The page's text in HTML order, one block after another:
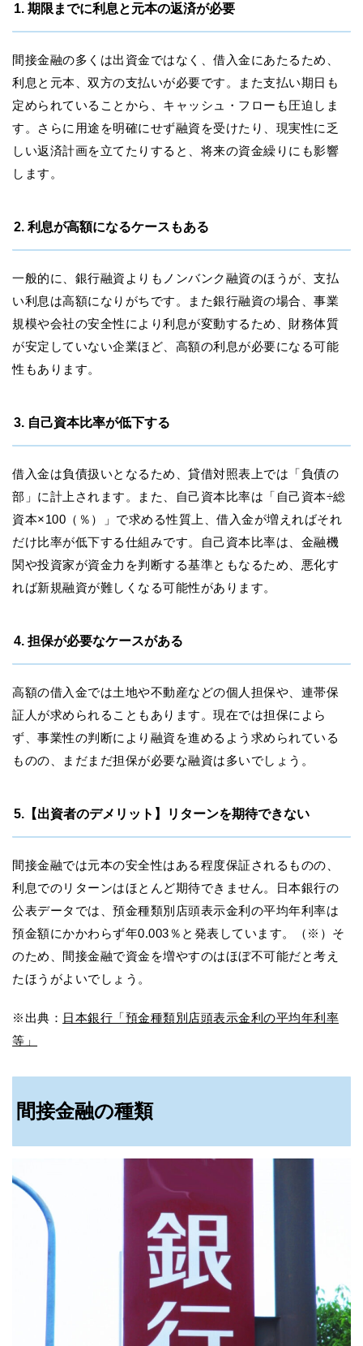
1. 期限までに利息と元本の返済が必要
間接金融の多くは出資金ではなく、借入金にあたるため、
利息と元本、双方の支払いが必要です。また支払い期日も
定められていることから、キャッシュ・フローも圧迫しま
す。さらに用途を明確にせず融資を受けたり、現実性に乏
しい返済計画を立てたりすると、将来の資金繰りにも影響
します。
2. 利息が高額になるケースもある
一般的に、銀行融資よりもノンバンク融資のほうが、支払
い利息は高額になりがちです。また銀行融資の場合、事業
規模や会社の安全性により利息が変動するため、財務体質
が安定していない企業ほど、高額の利息が必要になる可能
性もあります。
3. 自己資本比率が低下する
借入金は負債扱いとなるため、貸借対照表上では「負債の
部」に計上されます。また、自己資本比率は「自己資本÷総
資本×100（％）」で求める性質上、借入金が増えればそれ
だけ比率が低下する仕組みです。自己資本比率は、金融機
関や投資家が資金力を判断する基準ともなるため、悪化す
れば新規融資が難しくなる可能性があります。
4. 担保が必要なケースがある
高額の借入金では土地や不動産などの個人担保や、連帯保
証人が求められることもあります。現在では担保によら
ず、事業性の判断により融資を進めるよう求められている
ものの、まだまだ担保が必要な融資は多いでしょう。
5.【出資者のデメリット】リターンを期待できない
間接金融では元本の安全性はある程度保証されるものの、
利息でのリターンはほとんど期待できません。日本銀行の
公表データでは、預金種類別店頭表示金利の平均年利率は
預金額にかかわらず年0.003％と発表しています。（※）そ
のため、間接金融で資金を増やすのはほぼ不可能だと考え
たほうがよいでしょう。
※出典： 日本銀行「預金種類別店頭表示金利の平均年利率
等」
間接金融の種類